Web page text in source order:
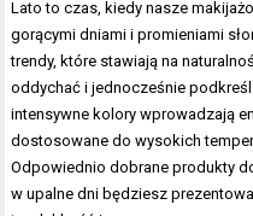
Lato to czas, kiedy nasze
gorącymi dniami i promieniami
trendy, które stawiają na
oddychać i jednocześnie
intensywne kolory wprowadzają
dostosowane do wysokich
Odpowiednio dobrane produkty
w upalne dni będziesz